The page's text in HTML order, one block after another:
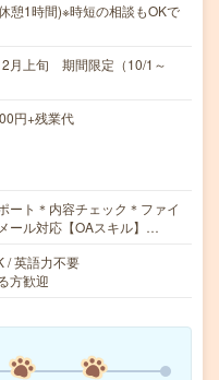
1時間)※時短の相談もOKで
月上旬 期間限定（10/1～
円+残業代
ート＊内容チェック＊ファイ
ール対応【OAスキル】…
/ 英語力不要
方歓迎